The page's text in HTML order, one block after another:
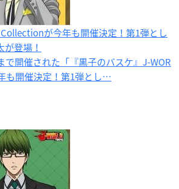
Collectionが今年も開催決定！第1弾とし
登場！
で開催された「『黒子のバスケ』J-WOR
も開催決定！第1弾とし…